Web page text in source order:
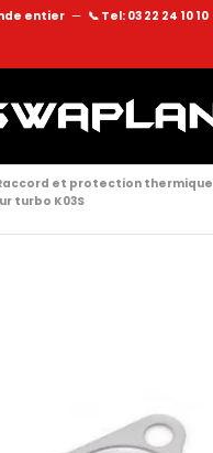
entier — 📞 Tel: 03 22 24 10 10
et protection thermique
turbo K03S